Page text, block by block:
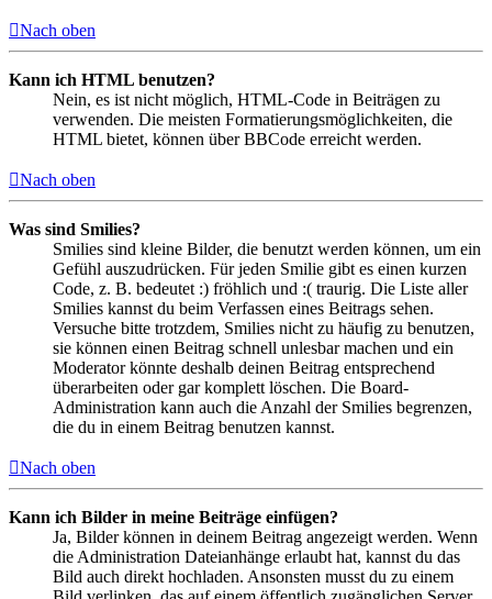
Nach oben
Kann ich HTML benutzen?
Nein, es ist nicht möglich, HTML-Code in Beiträgen zu
verwenden. Die meisten Formatierungsmöglichkeiten, die
HTML bietet, können über BBCode erreicht werden.
Nach oben
Was sind Smilies?
Smilies sind kleine Bilder, die benutzt werden können, um ein
Gefühl auszudrücken. Für jeden Smilie gibt es einen kurzen
Code, z. B. bedeutet :) fröhlich und :( traurig. Die Liste aller
Smilies kannst du beim Verfassen eines Beitrags sehen.
Versuche bitte trotzdem, Smilies nicht zu häufig zu benutzen,
sie können einen Beitrag schnell unlesbar machen und ein
Moderator könnte deshalb deinen Beitrag entsprechend
überarbeiten oder gar komplett löschen. Die Board-
Administration kann auch die Anzahl der Smilies begrenzen,
die du in einem Beitrag benutzen kannst.
Nach oben
Kann ich Bilder in meine Beiträge einfügen?
Ja, Bilder können in deinem Beitrag angezeigt werden. Wenn
die Administration Dateianhänge erlaubt hat, kannst du das
Bild auch direkt hochladen. Ansonsten musst du zu einem